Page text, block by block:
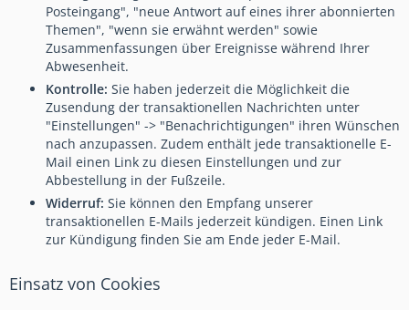
Posteingang", "neue Antwort auf eines ihrer abonnierten
Themen", "wenn sie erwähnt werden" sowie
Zusammenfassungen über Ereignisse während Ihrer
Abwesenheit.
Kontrolle: Sie haben jederzeit die Möglichkeit die
Zusendung der transaktionellen Nachrichten unter
"Einstellungen" -> "Benachrichtigungen" ihren Wünschen
nach anzupassen. Zudem enthält jede transaktionelle E-
Mail einen Link zu diesen Einstellungen und zur
Abbestellung in der Fußzeile.
Widerruf: Sie können den Empfang unserer
transaktionellen E-Mails jederzeit kündigen. Einen Link
zur Kündigung finden Sie am Ende jeder E-Mail.
Einsatz von Cookies